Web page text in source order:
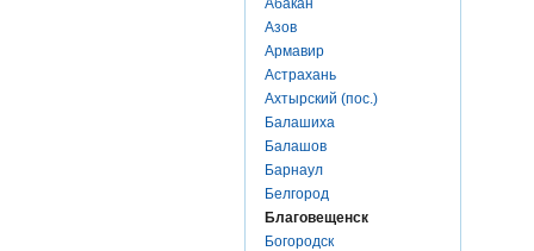
Абакан
Азов
Армавир
Астрахань
Ахтырский (пос.)
Балашиха
Балашов
Барнаул
Белгород
Благовещенск
Богородск